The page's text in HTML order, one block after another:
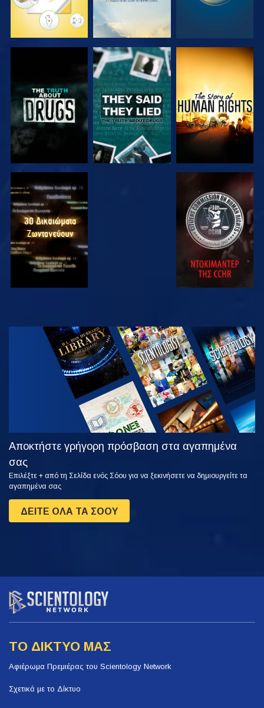
ΠΑΡΑΚΟΛΟΥΘΗΣΤΕ ΠΑΡΑΚΟΛΟΥΘΗΣΤΕ ΠΑΡΑΚΟΛΟΥΘΗΣΤΕ
ΠΑΡΑΚΟΛΟΥΘΗΣΤΕ ΠΑΡΑΚΟΛΟΥΘΗΣΤΕ
ΠΑΡΑΚΟΛΟΥΘΗΣΤΕ
ΕΞΕΡΕΥΝΗΣΤΕ
ΤΗ ΣΕΙΡΑ
Αποκτήστε γρήγορη πρόσβαση στα αγαπημένα
σας
Επιλέξτε + από τη Σελίδα ενός Σόου για να ξεκινήσετε να δημιουργείτε τα
αγαπημένα σας
ΔΕΙΤΕ ΟΛΑ ΤΑ ΣΟΟΥ
ΤΟ ΔΙΚΤΥΟ ΜΑΣ
Αφιέρωμα Πρεμιέρας του Scientology Network
Σχετικά με το Δίκτυο